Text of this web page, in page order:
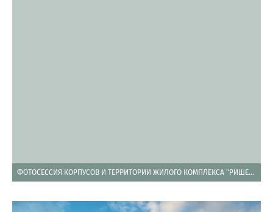
ФОТОСЕССИЯ КОРПУСОВ И ТЕРРИТОРИИ ЖИЛОГО КОМПЛЕКСА "РИШЕЛЬЕ ШАТО" В ГУРЗУФЕ